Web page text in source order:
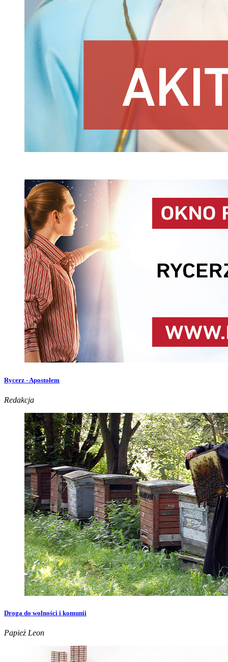
Rycerz - Apostołem
Redakcja
Droga do wolności i komunii
Papież Leon